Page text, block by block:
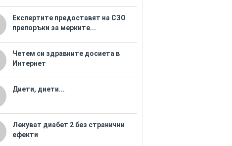
Eкспертите предоставят на СЗО
препоръки за мерките...
Четем си здравните досиета в
Интернет
Диети, диети...
Лекуват диабет 2 без странични
ефекти